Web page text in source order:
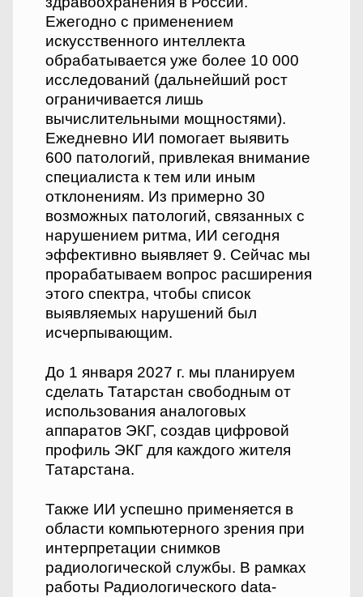
Ежегодно с применением
искусственного интеллекта
обрабатывается уже более 10 000
исследований (дальнейший рост
ограничивается лишь
вычислительными мощностями).
Ежедневно ИИ помогает выявить
600 патологий, привлекая внимание
специалиста к тем или иным
отклонениям. Из примерно 30
возможных патологий, связанных с
нарушением ритма, ИИ сегодня
эффективно выявляет 9. Сейчас мы
прорабатываем вопрос расширения
этого спектра, чтобы список
выявляемых нарушений был
исчерпывающим.
До 1 января 2027 г. мы планируем
сделать Татарстан свободным от
использования аналоговых
аппаратов ЭКГ, создав цифровой
профиль ЭКГ для каждого жителя
Татарстана.
Также ИИ успешно применяется в
области компьютерного зрения при
интерпретации снимков
радиологической службы. В рамках
работы Радиологического data-